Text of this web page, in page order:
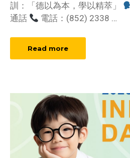
訓：「德以為本，學以精萃」
通話
電話：(852) 2338 …
Read more